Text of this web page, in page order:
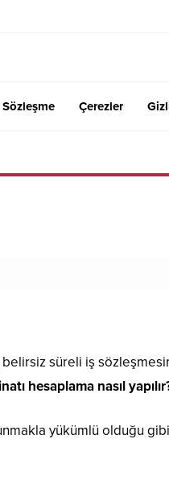
Sözleşme Çerezler
belirsiz süreli iş
hesaplama nasıl
yükümlü olduğu